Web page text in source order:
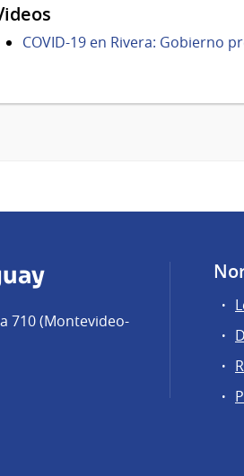
COVID-19 en Rivera: Gobierno
710 (Montevideo-